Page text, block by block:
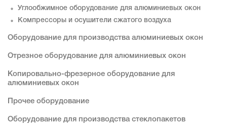
Углообжимное оборудование для алюминиевых окон
Компрессоры и осушители сжатого воздуха
Оборудование для производства алюминиевых окон
Отрезное оборудование для алюминиевых окон
Копировально-фрезерное оборудование для
алюминиевых окон
Прочее оборудование
Оборудование для производства стеклопакетов